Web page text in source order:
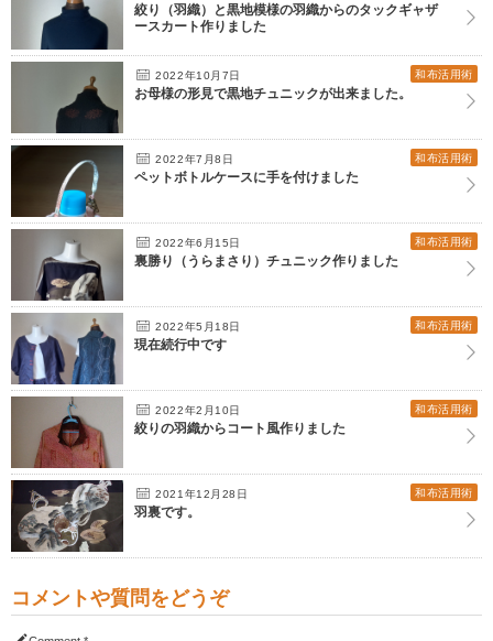
絞り（羽織）と黒地模様の羽織からのタックギャザ
ースカート作りました
2022年10月7日 和布活用術
お母様の形見で黒地チュニックが出来ました。
2022年7月8日 和布活用術
ペットボトルケースに手を付けました
2022年6月15日 和布活用術
裏勝り（うらまさり）チュニック作りました
2022年5月18日 和布活用術
現在続行中です
2022年2月10日 和布活用術
絞りの羽織からコート風作りました
2021年12月28日 和布活用術
羽裏です。
コメントや質問をどうぞ